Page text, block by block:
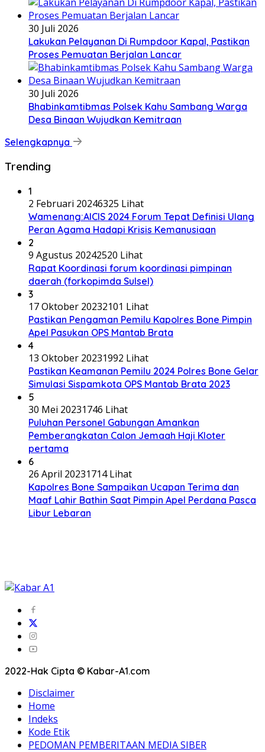
30 Juli 2026
Lakukan Pelayanan Di Rumpdoor Kapal, Pastikan
Proses Pemuatan Berjalan Lancar
30 Juli 2026
Bhabinkamtibmas Polsek Kahu Sambang Warga
Desa Binaan Wujudkan Kemitraan
Selengkapnya
Trending
1
2 Februari 20246325 Lihat
Wamenang:AICIS 2024 Forum Tepat Definisi Ulang
Peran Agama Hadapi Krisis Kemanusiaan
2
9 Agustus 20242520 Lihat
Rapat Koordinasi forum koordinasi pimpinan
daerah (forkopimda Sulsel)
3
17 Oktober 20232101 Lihat
Pastikan Pengaman Pemilu Kapolres Bone Pimpin
Apel Pasukan OPS Mantab Brata
4
13 Oktober 20231992 Lihat
Pastikan Keamanan Pemilu 2024 Polres Bone Gelar
Simulasi Sispamkota OPS Mantab Brata 2023
5
30 Mei 20231746 Lihat
Puluhan Personel Gabungan Amankan
Pemberangkatan Calon Jemaah Haji Kloter
pertama
6
26 April 20231714 Lihat
Kapolres Bone Sampaikan Ucapan Terima dan
Maaf Lahir Bathin Saat Pimpin Apel Perdana Pasca
Libur Lebaran
2022-Hak Cipta © Kabar-A1.com
Disclaimer
Home
Indeks
Kode Etik
PEDOMAN PEMBERITAAN MEDIA SIBER